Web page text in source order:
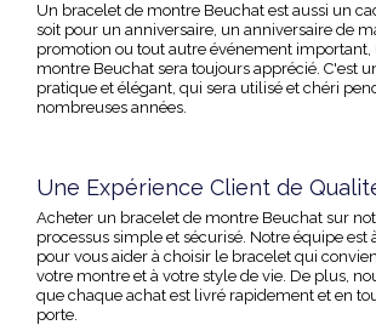
Un bracelet de montre Beuchat est aussi un
soit pour un anniversaire, un anniversaire de
promotion ou tout autre événement important,
montre Beuchat sera toujours apprécié. C'est
pratique et élégant, qui sera utilisé et chéri
nombreuses années.
Une Expérience Client de
Acheter un bracelet de montre Beuchat sur
processus simple et sécurisé. Notre équipe est
pour vous aider à choisir le bracelet qui
votre montre et à votre style de vie. De plus,
que chaque achat est livré rapidement et en
porte.